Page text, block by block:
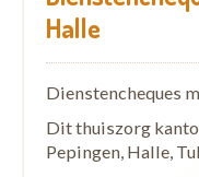
Halle
Dienstencheques
Dit thuiszorg
Pepingen, Halle,